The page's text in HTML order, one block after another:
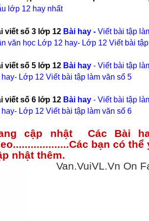
lớp 12 hay nhất
viết số 3 lớp 12 Bài hay - Viết bài tập
văn học Lớp 12 hay- Lớp 12 Viết bài
viết số 5 lớp 12 Bài hay - Viết bài tập
hay- Lớp 12 Viết bài tập làm văn số 5
viết số 6 lớp 12 Bài hay - Viết bài tập
hay- Lớp 12 Viết bài tập làm văn số 6
cập nhật Các Bài
bạn có
nhật thêm.
Van.VuiVL.Vn On